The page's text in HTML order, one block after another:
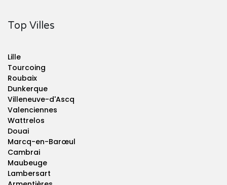
Top Villes
Lille
Tourcoing
Roubaix
Dunkerque
Villeneuve-d'Ascq
Valenciennes
Wattrelos
Douai
Marcq-en-Barœul
Cambrai
Maubeuge
Lambersart